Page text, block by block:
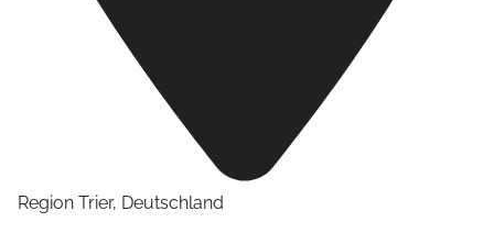
Region Trier, Deutschland